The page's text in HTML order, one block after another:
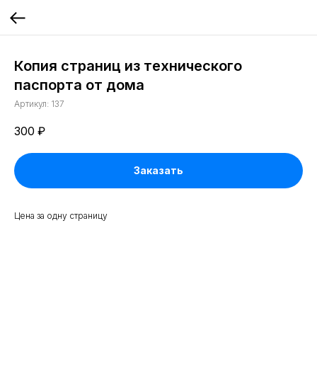
Копия страниц из технического
паспорта от дома
Артикул: 137
300 ₽
Заказать
Цена за одну страницу